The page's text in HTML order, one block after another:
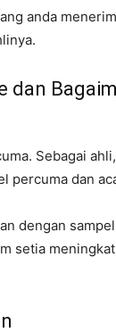
anda
dan
Sebagai
percuma dan
dengan
setia